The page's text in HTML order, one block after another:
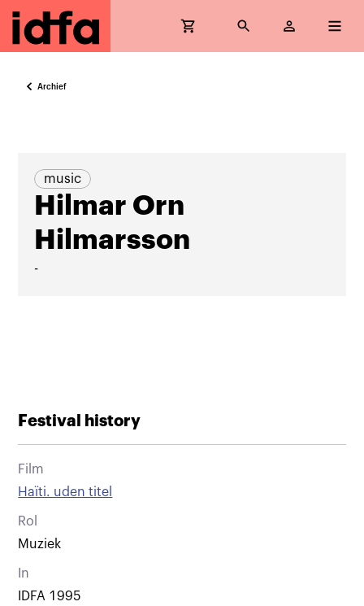
Archief
music
Hilmar Orn
Hilmarsson
-
Festival history
Film
Haïti. uden titel
Rol
Muziek
In
IDFA 1995